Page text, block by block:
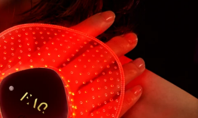
I miei ordini
I miei indirizzi
I miei abbonamenti